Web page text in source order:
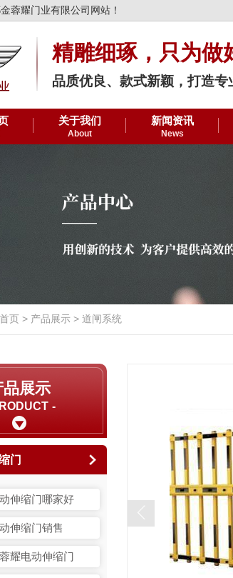
蓉耀门业有限公司网站！
精雕细琢，只为做
品质优良、款式新颖，打造专
关于我们
About
新闻资讯
News
首页 > 产品展示 > 道闸系统
品展示
门
伸缩门哪家好
伸缩门销售
耀电动伸缩门